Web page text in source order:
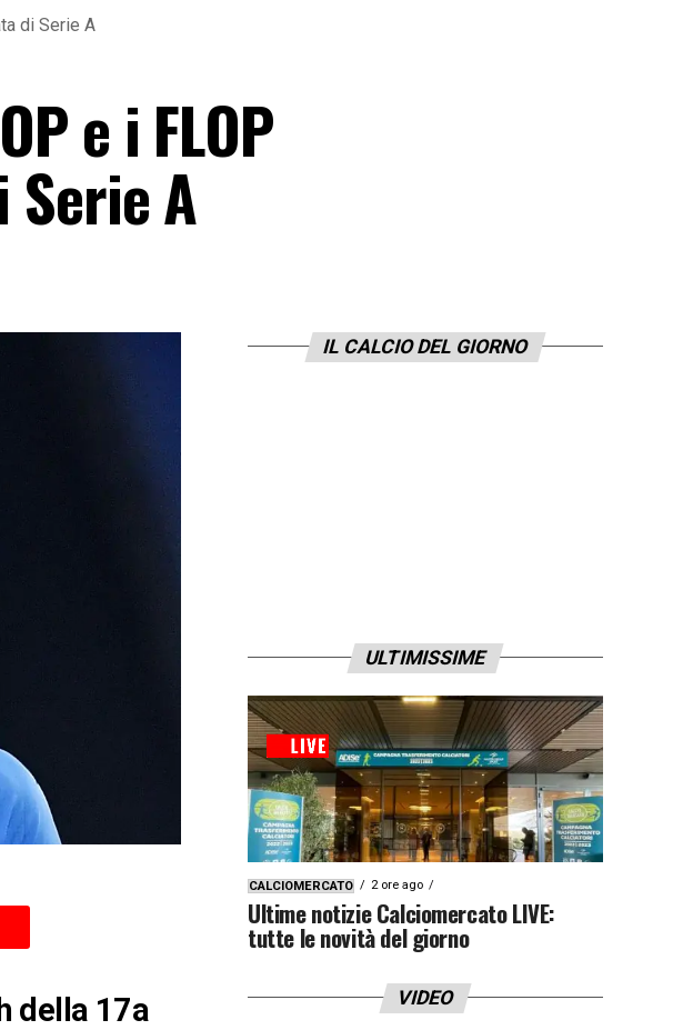
di Serie A
e i FLOP
A
della 17a
IL CALCIO DEL GIORNO
ULTIMISSIME
CALCIOMERCATO 2 ore ago
Ultime notizie Calciomercato LIVE:
tutte le novità del giorno
VIDEO